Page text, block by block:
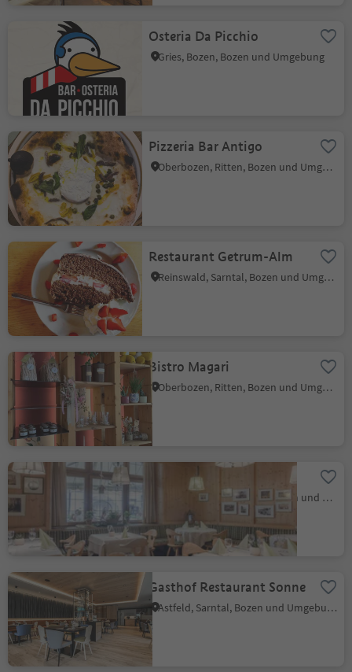
Osteria Da Picchio
Gries, Bozen, Bozen und Umgebung
Pizzeria Bar Antigo
Oberbozen, Ritten, Bozen und Umgebung
Restaurant Getrum-Alm
Reinswald, Sarntal, Bozen und Umgebung
Bistro Magari
Oberbozen, Ritten, Bozen und Umgebung
Forsterbräu Central
Bozen Zentrum, Bozen, Bozen und Umgebung
Gasthof Restaurant Sonne
Astfeld, Sarntal, Bozen und Umgebung